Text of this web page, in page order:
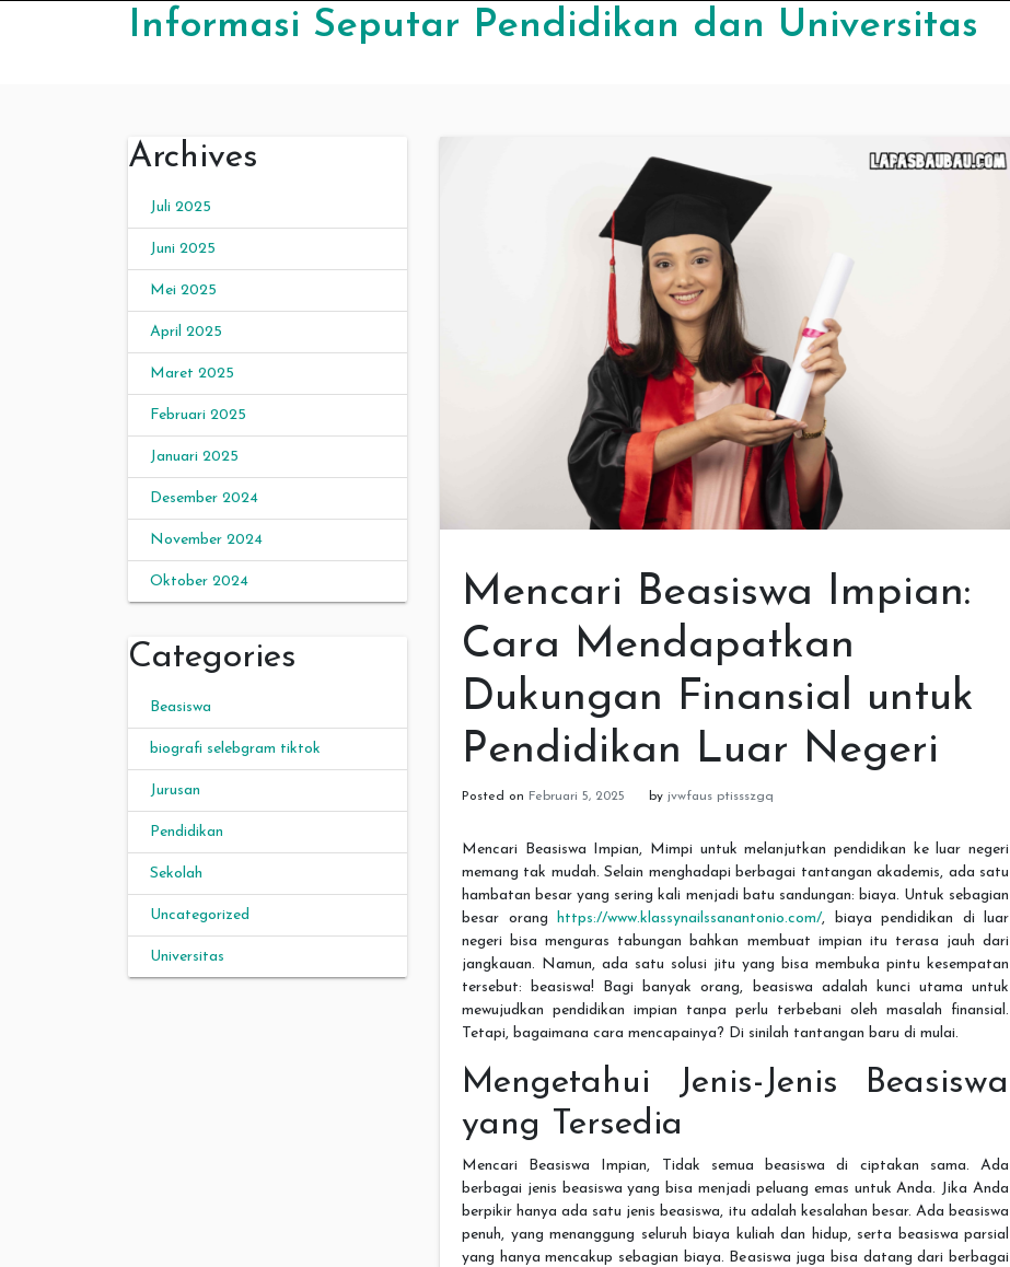
Informasi Seputar Pendidikan dan Universitas
Archives
Juli 2025
Juni 2025
Mei 2025
April 2025
Maret 2025
Februari 2025
Januari 2025
Desember 2024
November 2024
Oktober 2024
Categories
Beasiswa
biografi selebgram tiktok
Jurusan
Pendidikan
Sekolah
Uncategorized
Universitas
Mencari Beasiswa Impian:
Cara Mendapatkan
Dukungan Finansial untuk
Pendidikan Luar Negeri
Posted on Februari 5, 2025 by jvwfaus ptissszgq
Mencari Beasiswa Impian, Mimpi untuk melanjutkan pendidikan ke luar negeri
memang tak mudah. Selain menghadapi berbagai tantangan akademis, ada satu
hambatan besar yang sering kali menjadi batu sandungan: biaya. Untuk sebagian
besar orang
https://www.klassynailssanantonio.com/, biaya pendidikan di luar
negeri bisa menguras tabungan bahkan membuat impian itu terasa jauh dari
jangkauan. Namun, ada satu solusi jitu yang bisa membuka pintu kesempatan
tersebut: beasiswa! Bagi banyak orang, beasiswa adalah kunci utama untuk
mewujudkan pendidikan impian tanpa perlu terbebani oleh masalah finansial.
Tetapi, bagaimana cara mencapainya? Di sinilah tantangan baru di mulai.
Mengetahui Jenis-Jenis Beasiswa
yang Tersedia
Mencari Beasiswa Impian, Tidak semua beasiswa di ciptakan sama. Ada
berbagai jenis beasiswa yang bisa menjadi peluang emas untuk Anda. Jika Anda
berpikir hanya ada satu jenis beasiswa, itu adalah kesalahan besar. Ada beasiswa
penuh, yang menanggung seluruh biaya kuliah dan hidup, serta beasiswa parsial
yang hanya mencakup sebagian biaya. Beasiswa juga bisa datang dari berbagai